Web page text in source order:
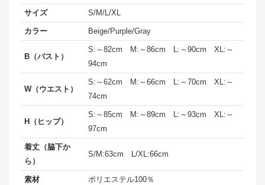
サイズ S/M/L/XL
カラー Beige/Purple/Gray
B（バスト）
S:～82cm M:～86cm L:～90cm XL:～
94cm
W（ウエスト）
S:～62cm M:～66cm L:～70cm XL:～
74cm
H（ヒップ）
S:～85cm M:～89cm L:～93cm XL:～
97cm
着丈（脇下か
ら）
S/M:63cm L/XL:66cm
素材 ポリエステル100％